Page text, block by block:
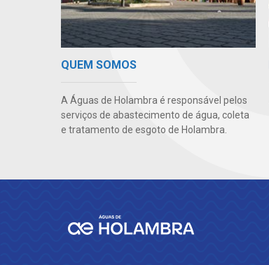
QUEM SOMOS
A Águas de Holambra é responsável pelos
serviços de abastecimento de água, coleta
e tratamento de esgoto de Holambra.